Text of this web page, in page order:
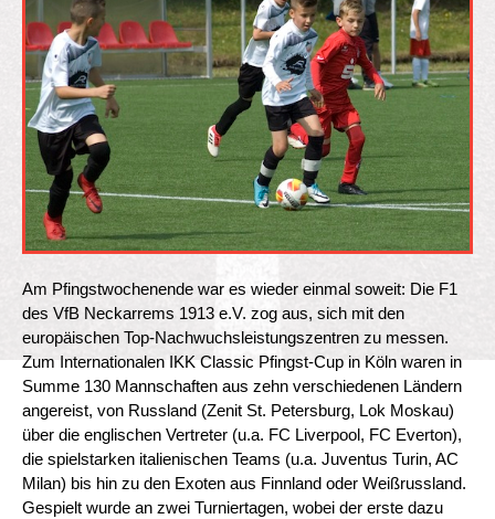
Am Pfingstwochenende war es wieder einmal soweit: Die F1
des VfB Neckarrems 1913 e.V. zog aus, sich mit den
europäischen Top-Nachwuchsleistungszentren zu messen.
Zum Internationalen IKK Classic Pfingst-Cup in Köln waren in
Summe 130 Mannschaften aus zehn verschiedenen Ländern
angereist, von Russland (Zenit St. Petersburg, Lok Moskau)
über die englischen Vertreter (u.a. FC Liverpool, FC Everton),
die spielstarken italienischen Teams (u.a. Juventus Turin, AC
Milan) bis hin zu den Exoten aus Finnland oder Weißrussland.
Gespielt wurde an zwei Turniertagen, wobei der erste dazu